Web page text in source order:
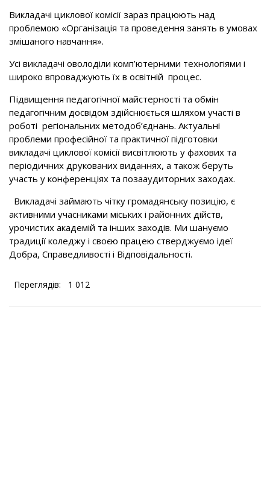
Викладачі циклової комісії зараз працюють над
проблемою «Організація та проведення занять в умовах
змішаного навчання».
Усі викладачі оволоділи комп’ютерними технологіями і
широко впроваджують їх в освітній процес.
Підвищення педагогічної майстерності та обмін
педагогічним досвідом здійснюється шляхом участі в
роботі регіональних методоб’єднань. Актуальні
проблеми професійної та практичної підготовки
викладачі циклової комісії висвітлюють у фахових та
періодичних друкованих виданнях, а також беруть
участь у конференціях та позааудиторних заходах.
Викладачі займають чітку громадянську позицію, є
активними учасниками міських і районних дійств,
урочистих академій та інших заходів. Ми шануємо
традиції коледжу і своєю працею стверджуємо ідеї
Добра, Справедливості і Відповідальності.
Переглядів: 1 012